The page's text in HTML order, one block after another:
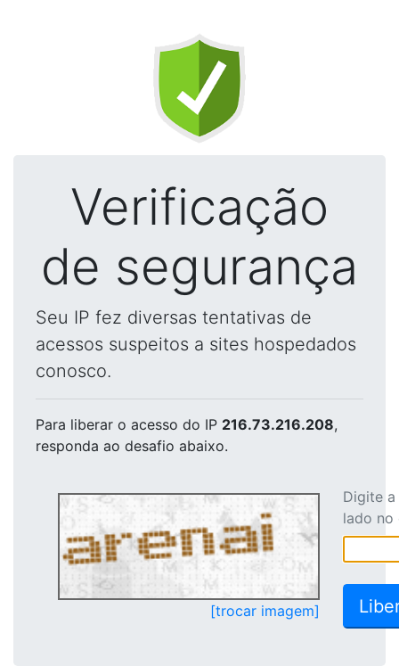
Verificação
de segurança
Seu IP fez diversas tentativas de
acessos suspeitos a sites hospedados
conosco.
Para liberar o acesso do IP 216.73.216.208,
responda ao desafio abaixo.
[trocar imagem]
Digite
lado no